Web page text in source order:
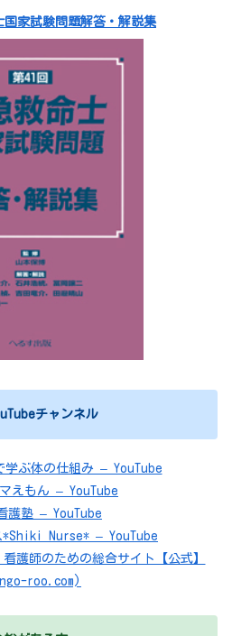
国家試験問題解答・解説集
チャンネル
学ぶ体の仕組み – YouTube
マえもん – YouTube
護塾 – YouTube
*Shiki Nurse* – YouTube
師のための総合サイト【公式】
roo.com)